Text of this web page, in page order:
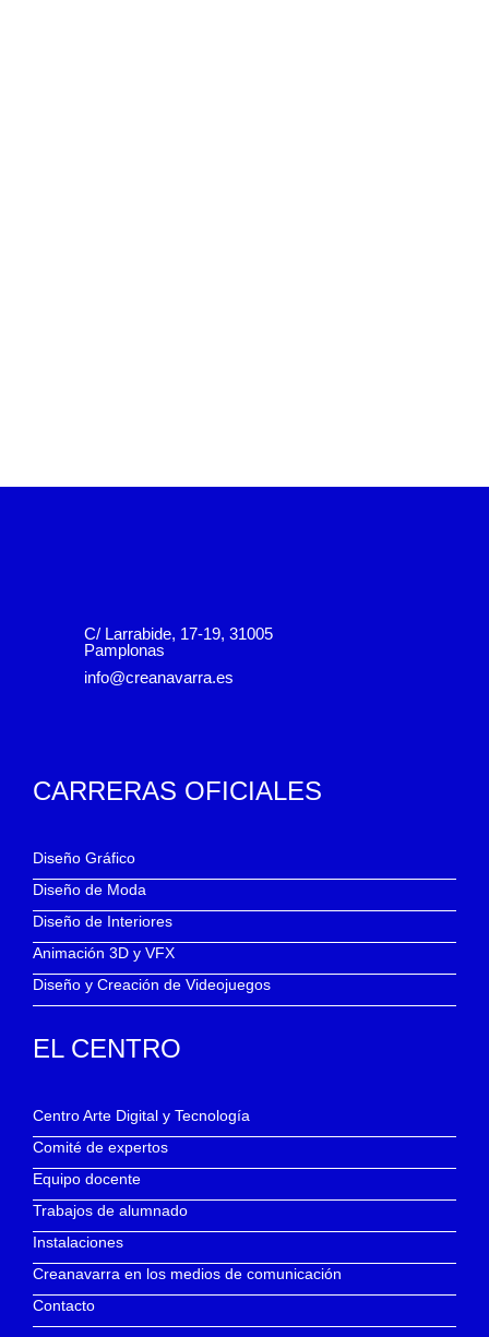
C/ Larrabide, 17-19, 31005
Pamplonas
info@creanavarra.es
CARRERAS OFICIALES
Diseño Gráfico
Diseño de Moda
Diseño de Interiores
Animación 3D y VFX
Diseño y Creación de Videojuegos
EL CENTRO
Centro Arte Digital y Tecnología
Comité de expertos
Equipo docente
Trabajos de alumnado
Instalaciones
Creanavarra en los medios de comunicación
Contacto